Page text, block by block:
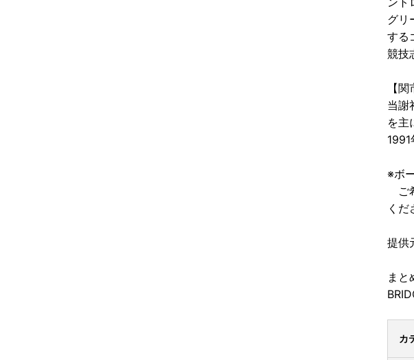
グリ
する
競技
【
当謝
を主
※ボ
ご
くだ
提供
ま
カ